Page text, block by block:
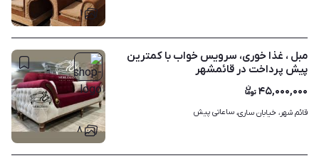
۱
۸
مبل ، غذا خوری، سرویس خواب با کمترین
پیش پرداخت در قائمشهر
۴۵,۰۰۰,۰۰۰
قائم شهر، خیابان ساری، ساعاتی پیش